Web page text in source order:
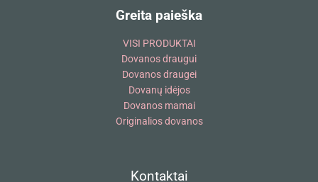
Greita paieška
VISI PRODUKTAI
Dovanos draugui
Dovanos draugei
Dovanų idėjos
Dovanos mamai
Originalios dovanos
Kontaktai